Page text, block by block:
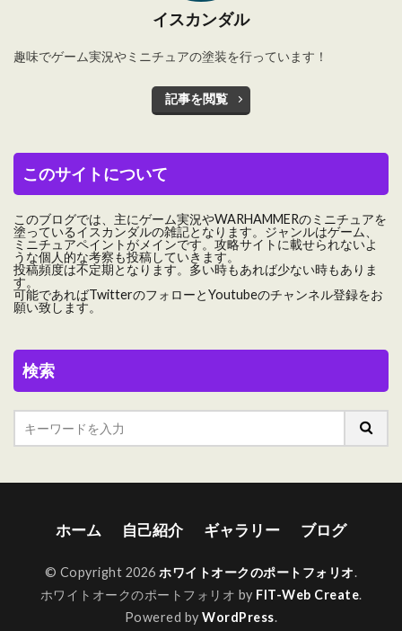
イスカンダル
趣味でゲーム実況やミニチュアの塗装を行っています！
記事を閲覧
このサイトについて
このブログでは、主にゲーム実況やWARHAMMERのミニチュアを
塗っているイスカンダルの雑記となります。ジャンルはゲーム、
ミニチュアペイントがメインです。攻略サイトに載せられないよ
うな個人的な考察も投稿していきます。
投稿頻度は不定期となります。多い時もあれば少ない時もありま
す。
可能であればTwitterのフォローとYoutubeのチャンネル登録をお
願い致します。
検索
ホーム 自己紹介 ギャラリー ブログ
© Copyright 2026ホワイトオークのポートフォリオ.
ホワイトオークのポートフォリオ by FIT-Web Create.
Powered byWordPress.